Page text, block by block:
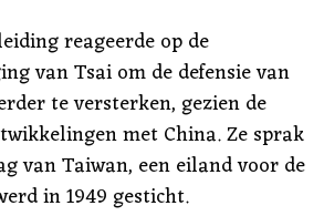
reageerde op de
van Tsai om de defensie van
te versterken, gezien de
met China. Ze sprak
van Taiwan, een eiland voor de
in 1949 gesticht.